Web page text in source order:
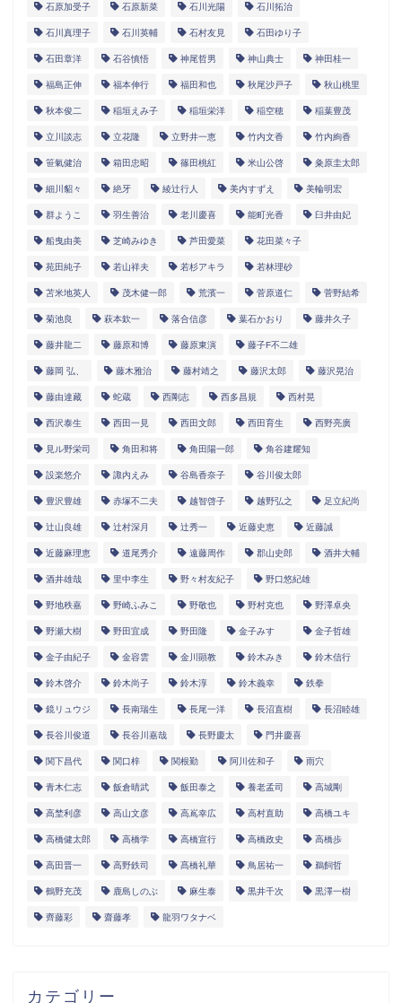
石原加受子 石原新菜 石川光陽 石川拓治
石川真理子 石川英輔 石村友見 石田ゆり子
石田章洋 石谷慎悟 神尾哲男 神山典士 神田桂一
福島正伸 福本伸行 福田和也 秋尾沙戸子 秋山桃里
秋本俊二 稲垣えみ子 稲垣栄洋 稲空穂 稲葉豊茂
立川談志 立花隆 立野井一恵 竹内文香 竹内絢香
笹氣健治 箱田忠昭 篠田桃紅 米山公啓 粂原圭太郎
細川貂々 絶牙 綾辻行人 美内すずえ 美輪明宏
群ようこ 羽生善治 老川慶喜 能町光香 臼井由妃
船曳由美 芝崎みゆき 芦田愛菜 花田菜々子
苑田純子 若山祥夫 若杉アキラ 若林理砂
苫米地英人 茂木健一郎 荒濱一 菅原道仁 菅野結希
菊池良 萩本欽一 落合信彦 葉石かおり 藤井久子
藤井龍二 藤原和博 藤原東演 藤子F不二雄
藤岡 弘、 藤木雅治 藤村靖之 藤沢太郎 藤沢晃治
藤由達藏 蛇蔵 西剛志 西多昌規 西村晃
西沢泰生 西田一見 西田文郎 西田育生 西野亮廣
見ル野栄司 角田和将 角田陽一郎 角谷建耀知
設楽悠介 諏内えみ 谷島香奈子 谷川俊太郎
豊沢豊雄 赤塚不二夫 越智啓子 越野弘之 足立紀尚
辻山良雄 辻村深月 辻秀一 近藤史恵 近藤誠
近藤麻理恵 道尾秀介 遠藤周作 郡山史郎 酒井大輔
酒井雄哉 里中李生 野々村友紀子 野口悠紀雄
野地秩嘉 野崎ふみこ 野敬也 野村克也 野澤卓央
野瀬大樹 野田宜成 野田隆 金子みすゞ 金子哲雄
金子由紀子 金容雲 金川顕教 鈴木みき 鈴木信行
鈴木啓介 鈴木尚子 鈴木淳 鈴木義幸 鉄拳
鏡リュウジ 長南瑞生 長尾一洋 長沼直樹 長沼睦雄
長谷川俊道 長谷川嘉哉 長野慶太 門井慶喜
関下昌代 関口梓 関根勤 阿川佐和子 雨穴
青木仁志 飯倉晴武 飯田泰之 養老孟司 高城剛
高埜利彦 高山文彦 高嶌幸広 高村直助 高橋ユキ
高橋健太郎 高橋学 高橋宣行 高橋政史 高橋歩
高田晋一 高野鉄司 髙橋礼華 鳥居祐一 鵜飼哲
鶴野充茂 鹿島しのぶ 麻生泰 黒井千次 黒澤一樹
齊藤彩 齋藤孝 龍羽ワタナベ
カテゴリー